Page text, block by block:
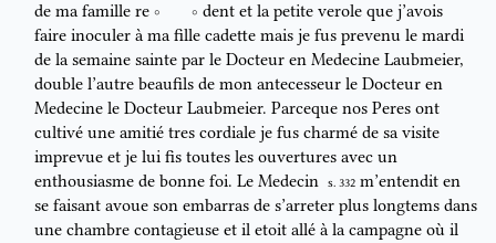
de ma famille re
dent et la petite verole que j’avois
faire inoculer à ma fille cadette mais je fus prevenu le mardi
de la semaine sainte par le Docteur en Medecine Laubmeier,
double l’autre beaufils de mon antecesseur le Docteur en
Medecine le Docteur Laubmeier. Parceque nos Peres ont
cultivé une amitié tres cordiale je fus charmé de sa visite
imprevue et je lui fis toutes les ouvertures avec un
enthousiasme de bonne foi. Le Medecin
S. 332 m’entendit en
se faisant avoue son embarras de s’arreter plus longtems dans
une chambre contagieuse et il etoit allé à la campagne où il